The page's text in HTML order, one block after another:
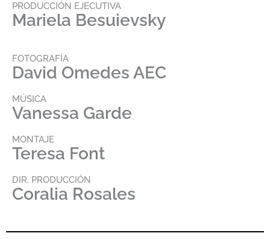
PRODUCCIÓN EJECUTIVA
Mariela Besuievsky
FOTOGRAFÍA
David Omedes AEC
MÚSICA
Vanessa Garde
MONTAJE
Teresa Font
DIR. PRODUCCIÓN
Coralia Rosales